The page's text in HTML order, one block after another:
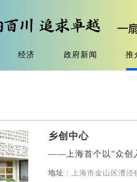
经济 政府新闻 推
乡创中心
——上海首个以“众创
地址 ：上海市金山区漕泾